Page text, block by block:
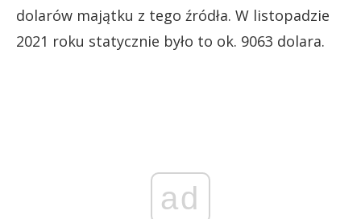
dolarów majątku z tego źródła. W listopadzie
2021 roku statycznie było to ok. 9063 dolara.
ad